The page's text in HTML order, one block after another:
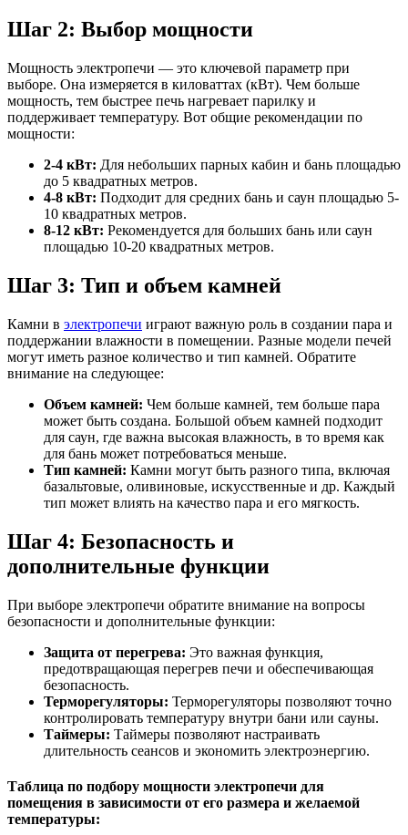
Шаг 2: Выбор мощности
Мощность электропечи — это ключевой параметр при
выборе. Она измеряется в киловаттах (кВт). Чем больше
мощность, тем быстрее печь нагревает парилку и
поддерживает температуру. Вот общие рекомендации по
мощности:
2-4 кВт: Для небольших парных кабин и бань площадью
до 5 квадратных метров.
4-8 кВт: Подходит для средних бань и саун площадью 5-
10 квадратных метров.
8-12 кВт: Рекомендуется для больших бань или саун
площадью 10-20 квадратных метров.
Шаг 3: Тип и объем камней
Камни в электропечи играют важную роль в создании пара и
поддержании влажности в помещении. Разные модели печей
могут иметь разное количество и тип камней. Обратите
внимание на следующее:
Объем камней: Чем больше камней, тем больше пара
может быть создана. Большой объем камней подходит
для саун, где важна высокая влажность, в то время как
для бань может потребоваться меньше.
Тип камней: Камни могут быть разного типа, включая
базальтовые, оливиновые, искусственные и др. Каждый
тип может влиять на качество пара и его мягкость.
Шаг 4: Безопасность и
дополнительные функции
При выборе электропечи обратите внимание на вопросы
безопасности и дополнительные функции:
Защита от перегрева: Это важная функция,
предотвращающая перегрев печи и обеспечивающая
безопасность.
Терморегуляторы: Терморегуляторы позволяют точно
контролировать температуру внутри бани или сауны.
Таймеры: Таймеры позволяют настраивать
длительность сеансов и экономить электроэнергию.
Таблица по подбору мощности электропечи для
помещения в зависимости от его размера и желаемой
температуры: